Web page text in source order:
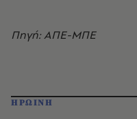
Πηγή: ΑΠΕ-ΜΠΕ
ΗΡΩΙΝΗ